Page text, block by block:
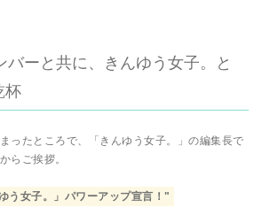
バーと共に、きんゆう女子。と
杯
ったところで、「きんゆう女子。」の編集長で
らご挨拶。
う女子。」パワーアップ宣言！"